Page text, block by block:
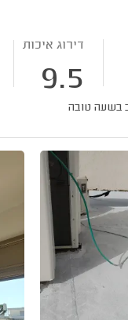
דירוג איכות
9.5
בשעה טובה